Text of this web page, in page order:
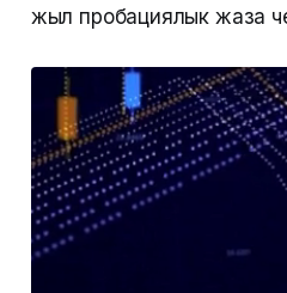
жыл пробациялык жаза